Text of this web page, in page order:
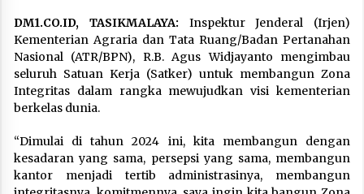
DM1.CO.ID, TASIKMALAYA: Inspektur Jenderal (Irjen)
Kementerian Agraria dan Tata Ruang/Badan Pertanahan
Nasional (ATR/BPN), R.B. Agus Widjayanto mengimbau
seluruh Satuan Kerja (Satker) untuk membangun Zona
Integritas dalam rangka mewujudkan visi kementerian
berkelas dunia.
“Dimulai di tahun 2024 ini, kita membangun dengan
kesadaran yang sama, persepsi yang sama, membangun
kantor menjadi tertib administrasinya, membangun